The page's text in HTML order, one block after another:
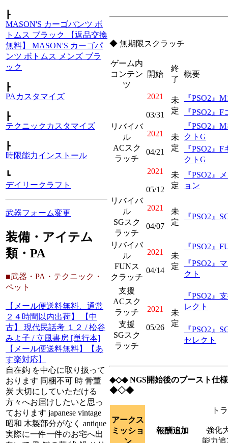
┣
MASON'S カーゴパンツ ボ
トムス ブラック 【返品交換
無料】 MASON'S カーゴパ
ンツ ボトムス メンズ ブラ
ック
┣
PAカスタマイズ
┣
テクニックカスタマイズ
┣
時限能力インストール
┗
デイリークラフト
武器フォーム変更
装備・アイテム
類・PA
■武器・PA・テクニック・
ペット
【メール便送料無料、通常
２４時間以内出荷】 【中
古】 現代民話考 １２ / 松谷
みよ子 / 立風書房 [単行本]
【メール便送料無料】【あ
す楽対応】
自在鈎 を中心に取り扱って
おります 同梱不可 時 骨董
炭 大切にしていただける
方々へお届けしたいと思っ
ております japanese vintage
昭和 木製部分がなく antique
実際に一件一件のお宅へ出
◆ 無期限スクラッチ
ゲーム内
コンテン
ツ
開始
終
了
概要
リバイバ
ル
ACスク
ラッチ
2021
03/31
未
定
『PSO2』
『PSO2』
2021
04/21
未
定
『PSO2』
クトG
『PSO2』
クトG
2021
05/12
未
定
『PSO2』
ョン
リバイバ
ル
SGスク
ラッチ
2021
04/07
未
定
『PSO2』
リバイバ
ル
FUNス
クラッチ
2021
04/14
未
定
『PSO2』
『PSO2』
クト
支援
ACスク
ラッチ
2021
05/26
未
定
『PSO2』
レクト
支援
SGスク
ラッチ
『PSO2』
セレクト
◆◇◆ NGS開始後のブースト仕
◆◇◆
アークス
ミッショ
ン
報酬追加
ト
強化
能力追